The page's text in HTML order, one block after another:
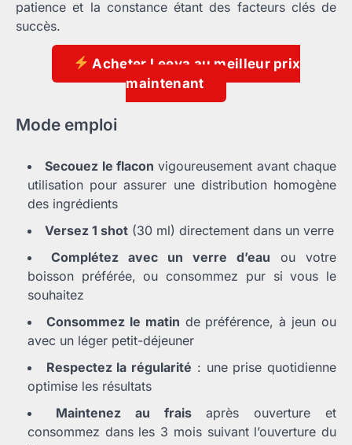
patience et la constance étant des facteurs clés de
succès.
Acheter Leeva au meilleur prix
maintenant
Mode emploi
Secouez le flacon vigoureusement avant chaque
utilisation pour assurer une distribution homogène
des ingrédients
Versez 1 shot (30 ml) directement dans un verre
Complétez avec un verre d’eau ou votre
boisson préférée, ou consommez pur si vous le
souhaitez
Consommez le matin de préférence, à jeun ou
avec un léger petit-déjeuner
Respectez la régularité : une prise quotidienne
optimise les résultats
Maintenez au fraisaprès ouverture et
consommez dans les 3 mois suivant l’ouverture du